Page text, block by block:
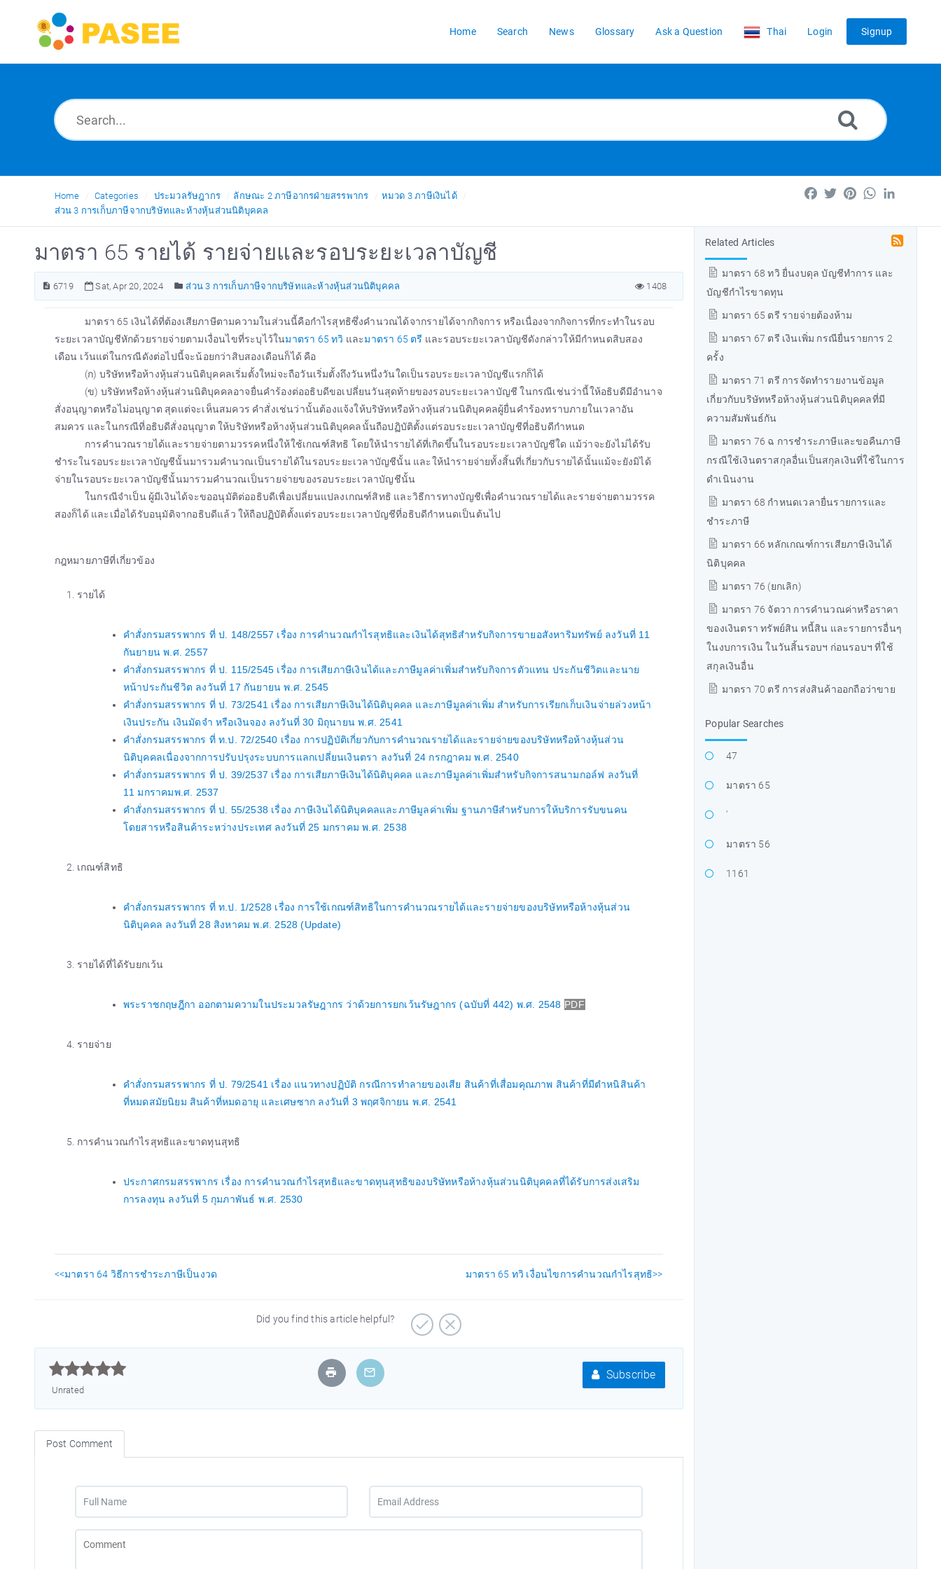
Home Search News Glossary Ask a Question Thai Login Signup
Home Categories ประมวลรัษฎากร ลักษณะ 2 ภาษีอากรฝ่ายสรรพากร
หมวด 3 ภาษีเงินได้
ส่วน 3 การเก็บภาษีจากบริษัทและห้างหุ้นส่วนนิติบุคคล
Facebook
TwitterPinterestWhatsApp
Related Articles
มาตรา 68 ทวิ ยื่นงบดุล บัญชีทำการ และ
บัญชีกำไรขาดทุน
มาตรา 65 ตรี รายจ่ายต้องห้าม
มาตรา 67 ตรี เงินเพิ่ม กรณียื่นรายการ 2
ครั้ง
มาตรา 71 ตรี การจัดทำรายงานข้อมูล
เกี่ยวกับบริษัทหรือห้างหุ้นส่วนนิติบุคคลที่มี
ความสัมพันธ์กัน
มาตรา 76 ฉ การชำระภาษีและขอคืนภาษี
กรณีใช้เงินตราสกุลอื่นเป็นสกุลเงินที่ใช้ในการ
ดำเนินงาน
มาตรา 68 กำหนดเวลายื่นรายการและ
ชำระภาษี
มาตรา 66 หลักเกณฑ์การเสียภาษีเงินได้
นิติบุคคล
มาตรา 76 (ยกเลิก)
มาตรา 76 จัตวา การคำนวณค่าหรือราคา
ของเงินตรา ทรัพย์สิน หนี้สิน และรายการอื่นๆ
ในงบการเงิน ในวันสิ้นรอบฯ ก่อนรอบฯ ที่ใช้
สกุลเงินอื่น
มาตรา 70 ตรี การส่งสินค้าออกถือว่าขาย
Popular Searches
47
มาตรา 65
'
มาตรา 56
1161
มาตรา 65 รายได้ รายจ่ายและรอบระยะเวลาบัญชี
6719 Sat, Apr 20, 2024 ส่วน 3 การเก็บภาษีจากบริษัทและห้างหุ้นส่วนนิติบุคคล 1408
มาตรา 65 เงินได้ที่ต้องเสียภาษีตามความในส่วนนี้คือกำไรสุทธิซึ่งคำนวณได้จากรายได้จากกิจการ หรือเนื่องจากกิจการที่กระทำในรอบ
ระยะเวลาบัญชีหักด้วยรายจ่ายตามเงื่อนไขที่ระบุไว้ในมาตรา 65 ทวิ และมาตรา 65 ตรี และรอบระยะเวลาบัญชีดังกล่าวให้มีกำหนดสิบสอง
เดือน เว้นแต่ในกรณีดังต่อไปนี้จะน้อยกว่าสิบสองเดือนก็ได้ คือ
(ก) บริษัทหรือห้างหุ้นส่วนนิติบุคคลเริ่มตั้งใหม่จะถือวันเริ่มตั้งถึงวันหนึ่งวันใดเป็นรอบระยะเวลาบัญชีแรกก็ได้
(ข) บริษัทหรือห้างหุ้นส่วนนิติบุคคลอาจยื่นคำร้องต่ออธิบดีขอเปลี่ยนวันสุดท้ายของรอบระยะเวลาบัญชี ในกรณีเช่นว่านี้ให้อธิบดีมีอำนาจ
สั่งอนุญาตหรือไม่อนุญาต สุดแต่จะเห็นสมควร คำสั่งเช่นว่านั้นต้องแจ้งให้บริษัทหรือห้างหุ้นส่วนนิติบุคคลผู้ยื่นคำร้องทราบภายในเวลาอัน
สมควร และในกรณีที่อธิบดีสั่งอนุญาต ให้บริษัทหรือห้างหุ้นส่วนนิติบุคคลนั้นถือปฏิบัติตั้งแต่รอบระยะเวลาบัญชีที่อธิบดีกำหนด
การคำนวณรายได้และรายจ่ายตามวรรคหนึ่งให้ใช้เกณฑ์สิทธิ โดยให้นำรายได้ที่เกิดขึ้นในรอบระยะเวลาบัญชีใด แม้ว่าจะยังไม่ได้รับ
ชำระในรอบระยะเวลาบัญชีนั้นมารวมคำนวณเป็นรายได้ในรอบระยะเวลาบัญชีนั้น และให้นำรายจ่ายทั้งสิ้นที่เกี่ยวกับรายได้นั้นแม้จะยังมิได้
จ่ายในรอบระยะเวลาบัญชีนั้นมารวมคำนวณเป็นรายจ่ายของรอบระยะเวลาบัญชีนั้น
ในกรณีจำเป็น ผู้มีเงินได้จะขออนุมัติต่ออธิบดีเพื่อเปลี่ยนแปลงเกณฑ์สิทธิ และวิธีการทางบัญชีเพื่อคำนวณรายได้และรายจ่ายตามวรรค
สองก็ได้ และเมื่อได้รับอนุมัติจากอธิบดีแล้ว ให้ถือปฏิบัติตั้งแต่รอบระยะเวลาบัญชีที่อธิบดีกำหนดเป็นต้นไป
กฎหมายภาษีที่เกี่ยวข้อง
รายได้
คำสั่งกรมสรรพากร ที่ ป. 148/2557 เรื่อง การคำนวณกำไรสุทธิและเงินได้สุทธิสำหรับกิจการขายอสังหาริมทรัพย์ ลงวันที่ 11
กันยายน พ.ศ. 2557
คำสั่งกรมสรรพากร ที่ ป. 115/2545 เรื่อง การเสียภาษีเงินได้และภาษีมูลค่าเพิ่มสำหรับกิจการตัวแทน ประกันชีวิตและนาย
หน้าประกันชีวิต ลงวันที่ 17 กันยายน พ.ศ. 2545
คำสั่งกรมสรรพากร ที่ ป. 73/2541 เรื่อง การเสียภาษีเงินได้นิติบุคคล และภาษีมูลค่าเพิ่ม สำหรับการเรียกเก็บเงินจ่ายล่วงหน้า
เงินประกัน เงินมัดจำ หรือเงินจอง ลงวันที่ 30 มิถุนายน พ.ศ. 2541
คำสั่งกรมสรรพากร ที่ ท.ป. 72/2540 เรื่อง การปฏิบัติเกี่ยวกับการคำนวณรายได้และรายจ่ายของบริษัทหรือห้างหุ้นส่วน
นิติบุคคลเนื่องจากการปรับปรุงระบบการแลกเปลี่ยนเงินตรา ลงวันที่ 24 กรกฎาคม พ.ศ. 2540
คำสั่งกรมสรรพากร ที่ ป. 39/2537 เรื่อง การเสียภาษีเงินได้นิติบุคคล และภาษีมูลค่าเพิ่มสำหรับกิจการสนามกอล์ฟ ลงวันที่
11 มกราคมพ.ศ. 2537
คำสั่งกรมสรรพากร ที่ ป. 55/2538 เรื่อง ภาษีเงินได้นิติบุคคลและภาษีมูลค่าเพิ่ม ฐานภาษีสำหรับการให้บริการรับขนคน
โดยสารหรือสินค้าระหว่างประเทศ ลงวันที่ 25 มกราคม พ.ศ. 2538
เกณฑ์สิทธิ
คำสั่งกรมสรรพากร ที่ ท.ป. 1/2528 เรื่อง การใช้เกณฑ์สิทธิในการคำนวณรายได้และรายจ่ายของบริษัทหรือห้างหุ้นส่วน
นิติบุคคล ลงวันที่ 28 สิงหาคม พ.ศ. 2528 (Update)
รายได้ที่ได้รับยกเว้น
พระราชกฤษฎีกา ออกตามความในประมวลรัษฎากร ว่าด้วยการยกเว้นรัษฎากร (ฉบับที่ 442) พ.ศ. 2548 PDF
รายจ่าย
คำสั่งกรมสรรพากร ที่ ป. 79/2541 เรื่อง แนวทางปฏิบัติ กรณีการทำลายของเสีย สินค้าที่เสื่อมคุณภาพ สินค้าที่มีตำหนิสินค้า
ที่หมดสมัยนิยม สินค้าที่หมดอายุ และเศษซาก ลงวันที่ 3 พฤศจิกายน พ.ศ. 2541
การคำนวณกำไรสุทธิและขาดทุนสุทธิ
ประกาศกรมสรรพากร เรื่อง การคำนวณกำไรสุทธิและขาดทุนสุทธิของบริษัทหรือห้างหุ้นส่วนนิติบุคคลที่ได้รับการส่งเสริม
การลงทุน ลงวันที่ 5 กุมภาพันธ์ พ.ศ. 2530
<<มาตรา 64 วิธีการชำระภาษีเป็นงวด มาตรา 65 ทวิ เงื่อนไขการคำนวณกำไรสุทธิ>>
Did you find this article helpful?



Unrated
Subscribe
Post Comment